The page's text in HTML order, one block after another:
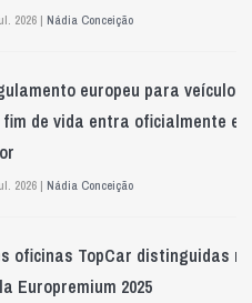
2026 | Nádia Conceição
europeu para veículos
fim de vida entra oficialmente em
2026 | Nádia Conceição
oficinas TopCar distinguidas na
Europremium 2025